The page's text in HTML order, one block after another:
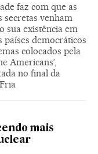
faz com que as
secretas venham
sua existência em
países democráticos
colocados pela
Americans’,
no final da
mais